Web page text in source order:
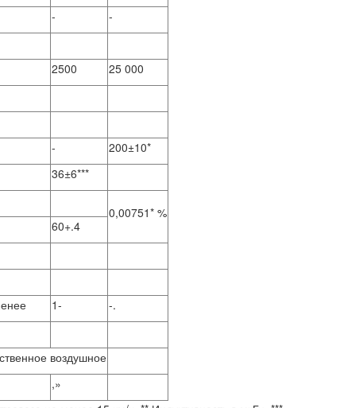
-
-
2500
25 000
-
200±10*
36±6***
0,00751* %
60+.4
1-
-.
воздушное
,»